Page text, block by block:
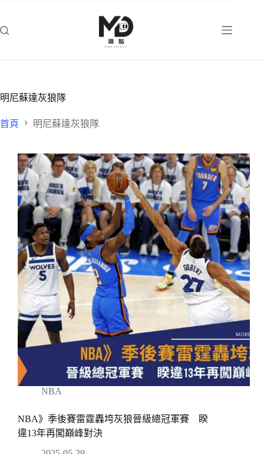
主
明尼蘇達灰狼隊
首頁 明尼蘇達灰狼隊
NBA
NBA》季後賽雷霆轟垮灰狼晉級總冠軍賽 睽
違13年再闖巔峰對決